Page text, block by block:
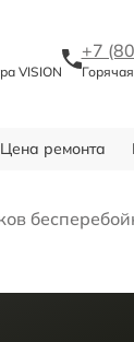
VISION
+7
Цена ремонта